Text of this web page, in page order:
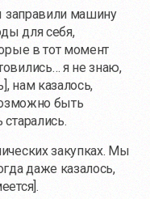
заправили машину
для себя,
в тот момент
я не знаю,
нам казалось,
быть
закупках. Мы
даже казалось,